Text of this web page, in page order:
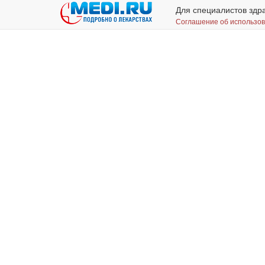
Для специалистов
Соглашение об